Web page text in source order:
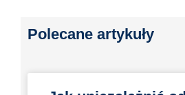
Polecane artykuły